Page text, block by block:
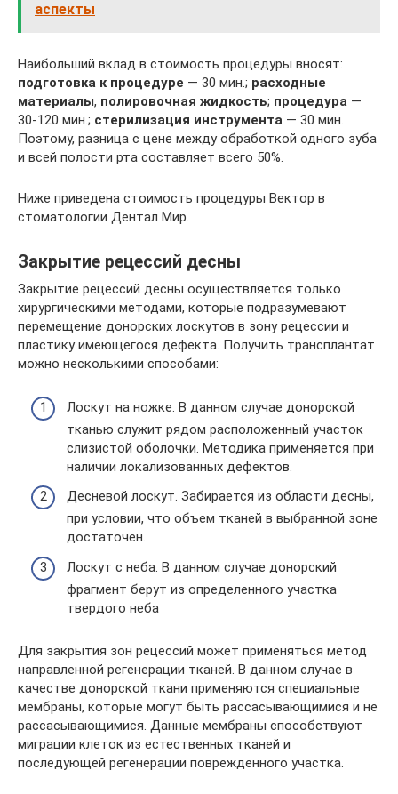
аспекты
Наибольший вклад в стоимость процедуры вносят:
подготовка к процедуре — 30 мин.; расходные
материалы, полировочная жидкость; процедура —
30-120 мин.; стерилизация инструмента — 30 мин.
Поэтому, разница с цене между обработкой одного зуба
и всей полости рта составляет всего 50%.
Ниже приведена стоимость процедуры Вектор в
стоматологии Дентал Мир.
Закрытие рецессий десны
Закрытие рецессий десны осуществляется только
хирургическими методами, которые подразумевают
перемещение донорских лоскутов в зону рецессии и
пластику имеющегося дефекта. Получить трансплантат
можно несколькими способами:
Лоскут на ножке. В данном случае донорской
тканью служит рядом расположенный участок
слизистой оболочки. Методика применяется при
наличии локализованных дефектов.
Десневой лоскут. Забирается из области десны,
при условии, что объем тканей в выбранной зоне
достаточен.
Лоскут с неба. В данном случае донорский
фрагмент берут из определенного участка
твердого неба
Для закрытия зон рецессий может применяться метод
направленной регенерации тканей. В данном случае в
качестве донорской ткани применяются специальные
мембраны, которые могут быть рассасывающимися и не
рассасывающимися. Данные мембраны способствуют
миграции клеток из естественных тканей и
последующей регенерации поврежденного участка.